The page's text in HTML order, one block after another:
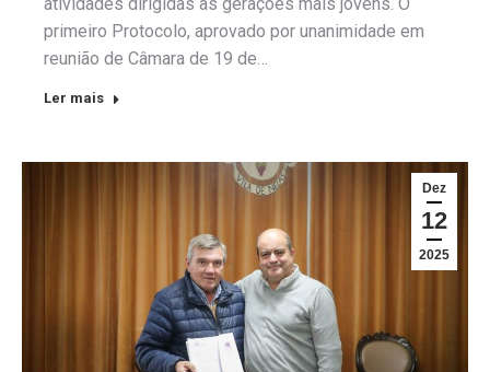
atividades dirigidas às gerações mais jovens. O
primeiro Protocolo, aprovado por unanimidade em
reunião de Câmara de 19 de…
Ler mais
Dez
12
2025